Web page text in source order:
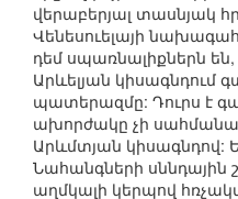
վերաբերյալ տասնյակ
Վենեսուելայի
դեմ սպառնալիքներն
Արևելյան կիսագնդում
պատերազմը: Դուրս է
ախորժակը չի
Արևմտյան կիսագնդով:
Նահանգների սննդային
աղմկալի կերպով